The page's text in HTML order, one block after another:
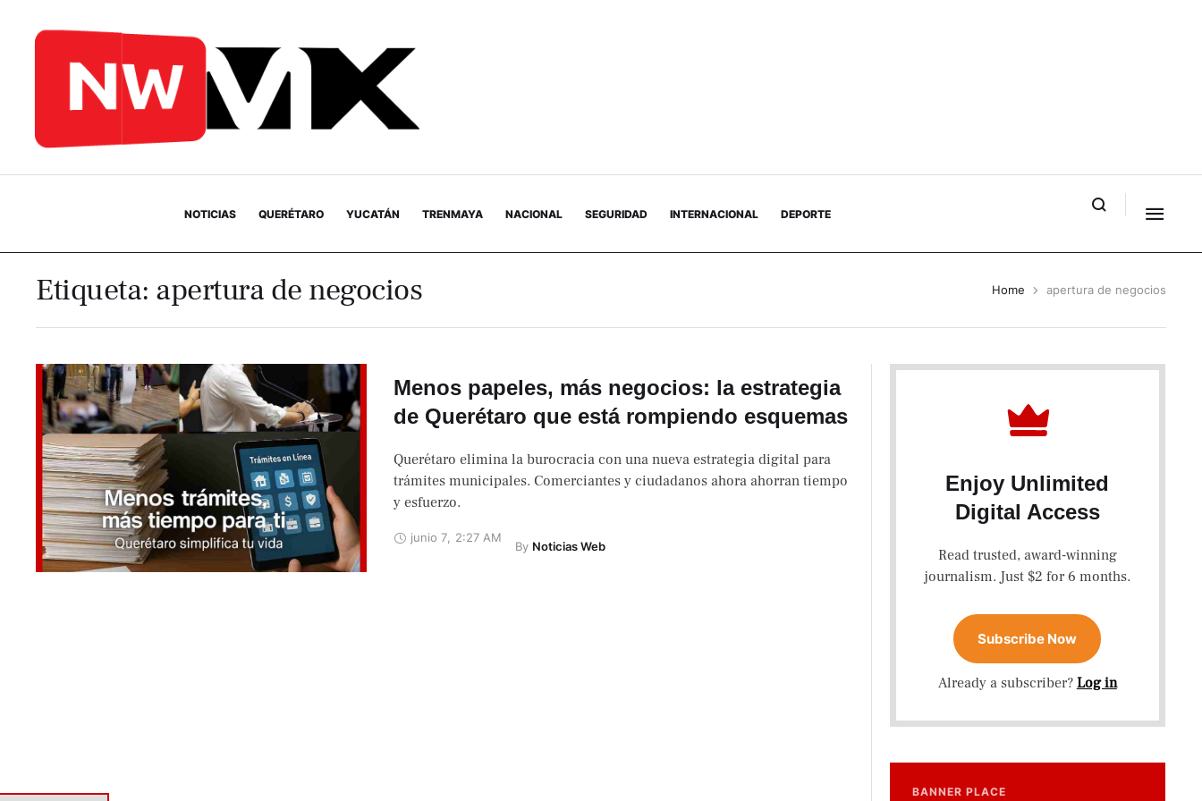
NOTICIAS QUERÉTARO YUCATÁN TRENMAYA NACIONAL SEGURIDAD INTERNACIONAL DEPORTE
Etiqueta: apertura de negocios Home apertura de negocios
Menos papeles, más negocios: la estrategia
de Querétaro que está rompiendo esquemas
Querétaro elimina la burocracia con una nueva estrategia digital para
trámites municipales. Comerciantes y ciudadanos ahora ahorran tiempo
y esfuerzo.
junio 7, 2:27 AM
By Noticias Web
Enjoy Unlimited
Digital Access
Read trusted, award-winning
journalism. Just $2 for 6 months.
Subscribe Now
Already a subscriber? Log in
BANNER PLACE